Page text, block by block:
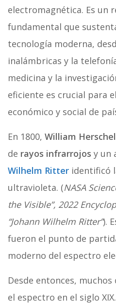
electromagnética. Es un
fundamental que
tecnología moderna,
inalámbricas y la
medicina y la
eficiente es crucial para
económico y social de
En 1800, William Herschel
de rayos infrarrojos y un
Wilhelm Ritteridentificó
ultravioleta. (NASA
the Visible”, 2022
“Johann Wilhelm Ritter”).
fueron el punto de
moderno del espectro
Desde entonces,
el espectro en el siglo